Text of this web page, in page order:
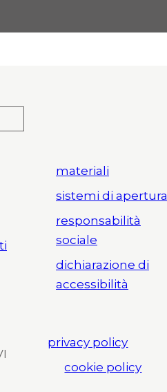
materiali
sistemi di apertura
responsabilità
sociale
dichiarazione di
accessibilità
privacy policy
cookie policy